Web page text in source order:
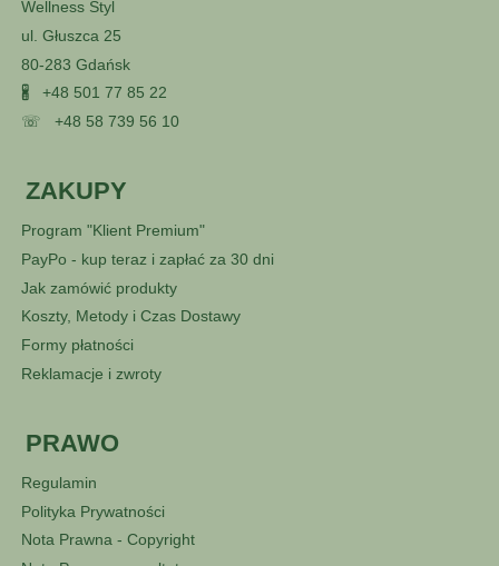
Wellness Styl
ul. Głuszca 25
80-283 Gdańsk
🖁 +48 501 77 85 22
☏ +48 58 739 56 10
ZAKUPY
Program "Klient Premium"
PayPo - kup teraz i zapłać za 30 dni
Jak zamówić produkty
Koszty, Metody i Czas Dostawy
Formy płatności
Reklamacje i zwroty
PRAWO
Regulamin
Polityka Prywatności
Nota Prawna - Copyright